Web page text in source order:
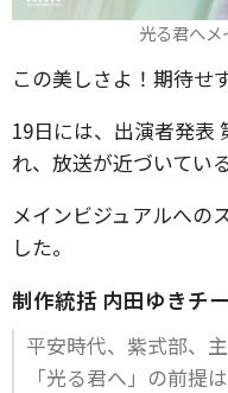
光る君へ
この美しさよ！期待せ
19日には、出演者発表
れ、放送が近づいてい
メインビジュアルへの
した。
制作統括 内田ゆきチ
平安時代、紫式部、
「光る君へ」の前提